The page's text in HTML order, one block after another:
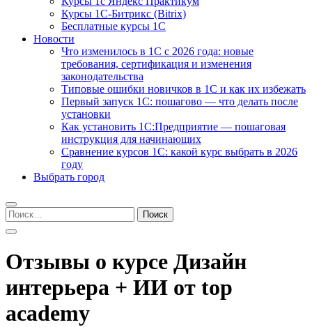
Курсы 1С-Битрикс (Bitrix)
Бесплатные курсы 1С
Новости
Что изменилось в 1С с 2026 года: новые
требования, сертификация и изменения
законодательства
Типовые ошибки новичков в 1С и как их избежать
Первый запуск 1С: пошагово — что делать после
установки
Как установить 1С:Предприятие — пошаговая
инструкция для начинающих
Сравнение курсов 1С: какой курс выбрать в 2026
году
Выбрать город
Найти:
Отзывы о курсе Дизайн
интерьера + ИИ от top
academy